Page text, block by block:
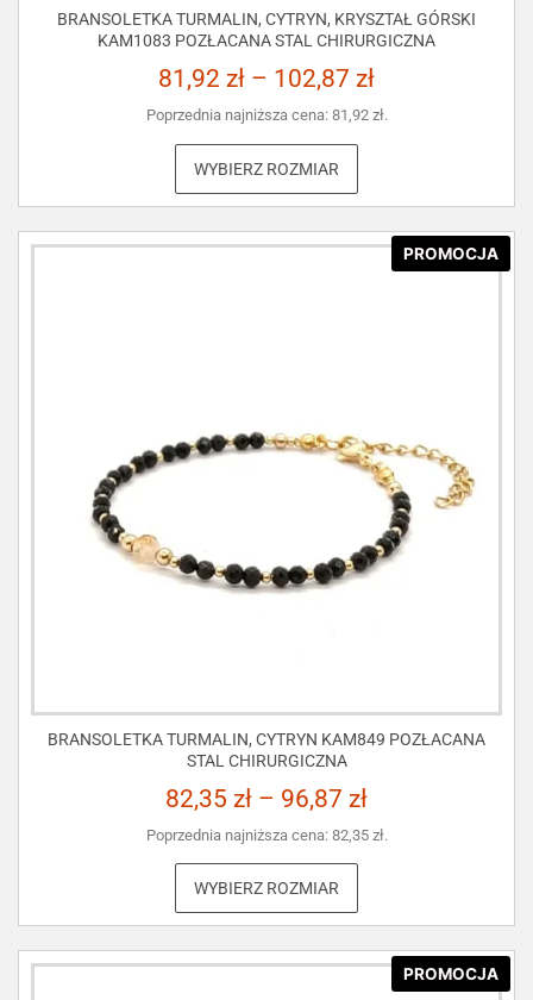
BRANSOLETKA TURMALIN, CYTRYN, KRYSZTAŁ GÓRSKI
KAM1083 POZŁACANA STAL CHIRURGICZNA
81,92 zł – 102,87 zł
Poprzednia najniższa cena: 81,92 zł.
WYBIERZ ROZMIAR
PROMOCJA
BRANSOLETKA TURMALIN, CYTRYN KAM849 POZŁACANA
STAL CHIRURGICZNA
82,35 zł – 96,87 zł
Poprzednia najniższa cena: 82,35 zł.
WYBIERZ ROZMIAR
PROMOCJA